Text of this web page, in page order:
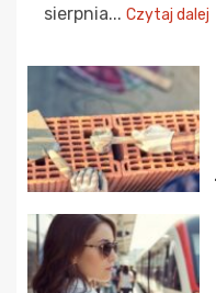
sierpnia... Czytaj dalej